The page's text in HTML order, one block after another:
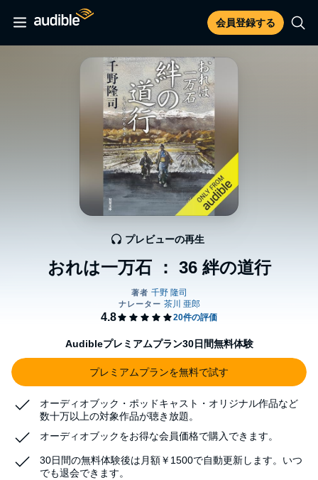
会員登録する
おれは一万石 ： 36 絆の道行
プレビューの再生
Audibleプレミアムプラン30日間無料体験
プレミアムプランを無料で試す
オーディオブック・ポッドキャスト・オリジナル作品など
数十万以上の対象作品が聴き放題。
オーディオブックをお得な会員価格で購入できます。
30日間の無料体験後は月額￥1500で自動更新します。いつ
でも退会できます。